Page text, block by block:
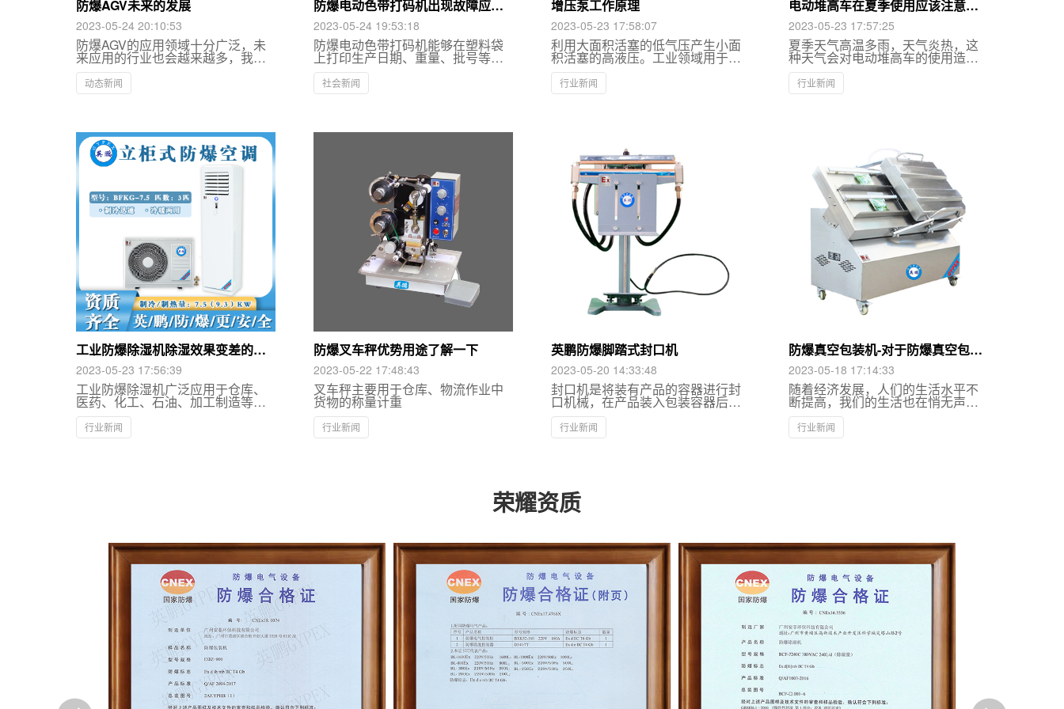
荣耀资质
防爆AGV未来的发展
2023-05-24 20:10:53
防爆AGV的应用领域十分广泛，未
来应用的行业也会越来越多，我国
工业智能化进程也在加快。目前所
应用的行业包括：物流、仓储、车
间、石油化工、航天航空、港口、
空间会更大，应用的领域也会更加
的广泛。
动态新闻
防爆电动色带打码机出现故障应如
何处理？
2023-05-24 19:53:18
防爆电动色带打码机能够在塑料袋
上打印生产日期、重量、批号等，
它的印字清晰不粘黏，换字也方
便，还能够和生产线配套运行，因
此深受需要为产品打码的生产厂家
社会新闻
增压泵工作原理
2023-05-23 17:58:07
利用大面积活塞的低气压产生小面
积活塞的高液压。工业领域用于机
床卡盘的卡紧，蓄能器充气，高压
瓶充气，降低压气体转换成高压气
体等。凡是气源压力不够高，无论
行业新闻
电动堆高车在夏季使用应该注意什
么？
2023-05-23 17:57:25
夏季天气高温多雨，天气炎热，这
种天气会对电动堆高车的使用造成
一定的影响，具体会产生什么样的
影响，和英鹏君一起看看吧！
行业新闻
工业防爆除湿机除湿效果变差的原
因有哪些？
2023-05-23 17:56:39
工业防爆除湿机广泛应用于仓库、
医药、化工、石油、加工制造等存
在IIA、IIB，T1~T4组可燃性气体、
蒸汽与空气混合形成易引发爆炸的
行业场所中，为了使工业生产产品
行业新闻
防爆叉车秤优势用途了解一下
2023-05-22 17:48:43
叉车秤主要用于仓库、物流作业中
货物的称量计重
行业新闻
英鹏防爆脚踏式封口机
2023-05-20 14:33:48
封口机是将装有产品的容器进行封
口机械，在产品装入包装容器后，
为了使产品得以密封保存，保持产
品质量，避免产品流失，需要对容
器进行封口，这种操作是通过封口
行业新闻
防爆真空包装机-对于防爆真空包装
机你有多了解？
2023-05-18 17:14:33
随着经济发展，人们的生活水平不
断提高，我们的生活也在悄无声息
地变化着，过去为了保存食物，我
们只能用盐来腌制以防食物变质，
现在我们只需要将食物放进食物袋
行业新闻